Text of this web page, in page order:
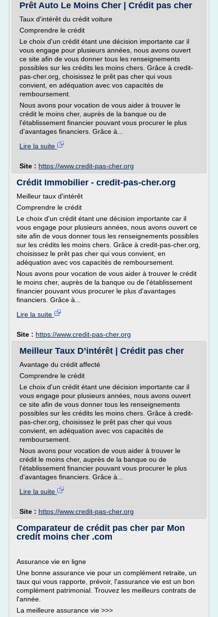
Prêt Auto Le Moins Cher | Crédit pas cher
Taux d'intérêt du crédit voiture
Comprendre le crédit
Le choix d'un crédit étant une décision importante car il
vous engage pour plusieurs années, nous avons ouvert
ce site afin de vous donner tous les renseignements
possibles sur les crédits les moins chers. Grâce à credit-
pas-cher.org, choisissez le prêt pas cher qui vous
convient, en adéquation avec vos capacités de
remboursement.
Nous avons pour vocation de vous aider à trouver le
crédit le moins cher, auprès de la banque ou de
l'établissement financier pouvant vous procurer le plus
d'avantages financiers. Grâce à...
Lire la suite
Site : https://www.credit-pas-cher.org
Crédit Immobilier - credit-pas-cher.org
Meilleur taux d'intérêt
Comprendre le crédit
Le choix d'un crédit étant une décision importante car il
vous engage pour plusieurs années, nous avons ouvert ce
site afin de vous donner tous les renseignements possibles
sur les crédits les moins chers. Grâce à credit-pas-cher.org,
choisissez le prêt pas cher qui vous convient, en
adéquation avec vos capacités de remboursement.
Nous avons pour vocation de vous aider à trouver le crédit
le moins cher, auprès de la banque ou de l'établissement
financier pouvant vous procurer le plus d'avantages
financiers. Grâce à...
Lire la suite
Site : https://www.credit-pas-cher.org
Meilleur Taux D’intérêt | Crédit pas cher
Avantage du crédit affecté
Comprendre le crédit
Le choix d'un crédit étant une décision importante car il
vous engage pour plusieurs années, nous avons ouvert
ce site afin de vous donner tous les renseignements
possibles sur les crédits les moins chers. Grâce à credit-
pas-cher.org, choisissez le prêt pas cher qui vous
convient, en adéquation avec vos capacités de
remboursement.
Nous avons pour vocation de vous aider à trouver le
crédit le moins cher, auprès de la banque ou de
l'établissement financier pouvant vous procurer le plus
d'avantages financiers. Grâce à...
Lire la suite
Site : https://www.credit-pas-cher.org
Comparateur de crédit pas cher par Mon
credit moins cher .com
Assurance vie en ligne
Une bonne assurance vie pour un complément retraite, un
taux qui vous rapporte, prévoir, l'assurance vie est un bon
complément patrimonial. Trouvez les meilleurs contrats de
l'année.
La meilleure assurance vie >>>